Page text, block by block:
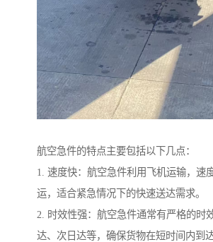
航空急件的特点主要包括以下几点：
1. 速度快：航空急件利用飞机运输，速
运，适合紧急情况下的快速送达需求。
2. 时效性强：航空急件通常有严格的时
达、次日达等，确保货物在短时间内到